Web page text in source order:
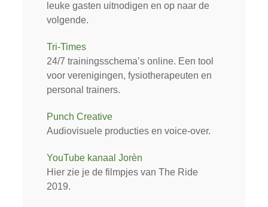
leuke gasten uitnodigen en op naar de
volgende.
Tri-Times
24/7 trainingsschema’s online. Een tool
voor verenigingen, fysiotherapeuten en
personal trainers.
Punch Creative
Audiovisuele producties en voice-over.
YouTube kanaal Jorèn
Hier zie je de filmpjes van The Ride
2019.